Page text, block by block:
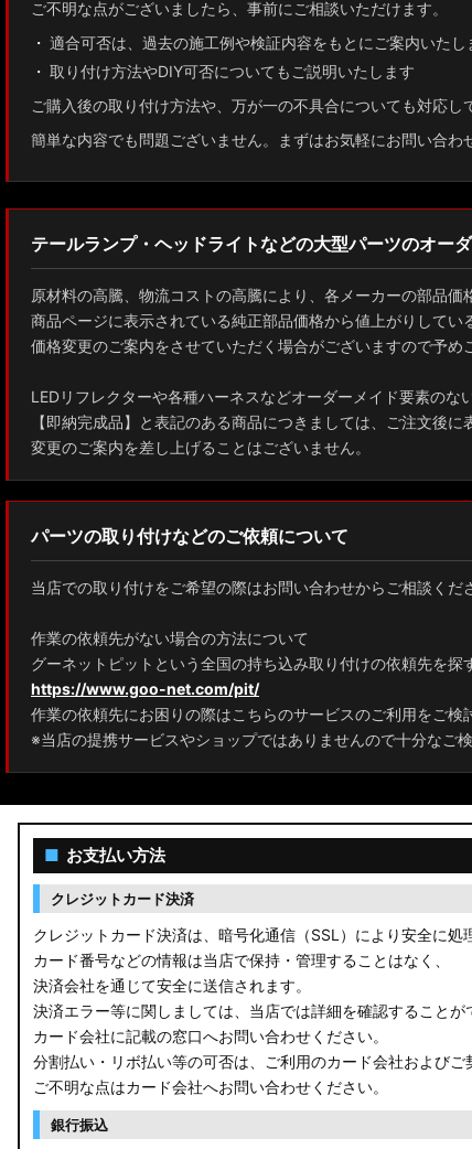
ご不明な点がございましたら、事前にご相談いただけます。
適合可否は、過去の施工例や検証内容をもとにご案内いたし
取り付け方法やDIY可否についてもご説明いたします
ご購入後の取り付け方法や、万が一の不具合についても対応し
簡単な内容でも問題ございません。まずはお気軽にお問い合わ
テールランプ・ヘッドライトなどの大型パーツのオー
原材料の高騰、物流コストの高騰により、各メーカーの部品価
商品ページに表示されている純正部品価格から値上がりしてい
価格変更のご案内をさせていただく場合がございますので予め
LEDリフレクターや各種ハーネスなどオーダーメイド要素のな
【即納完成品】と表記のある商品につきましては、ご注文後に
変更のご案内を差し上げることはございません。
パーツの取り付けなどのご依頼について
当店での取り付けをご希望の際はお問い合わせからご相談くだ
作業の依頼先がない場合の方法について
グーネットピットという全国の持ち込み取り付けの依頼先を探
https://www.goo-net.com/pit/
作業の依頼先にお困りの際はこちらのサービスのご利用をご検
※当店の提携サービスやショップではありませんので十分なご
■ お支払い方法
クレジットカード決済
クレジットカード決済は、暗号化通信（SSL）により安全に処
カード番号などの情報は当店で保持・管理することはなく、
決済会社を通じて安全に送信されます。
決済エラー等に関しましては、当店では詳細を確認することが
カード会社に記載の窓口へお問い合わせください。
分割払い・リボ払い等の可否は、ご利用のカード会社およびご
ご不明な点はカード会社へお問い合わせください。
銀行振込